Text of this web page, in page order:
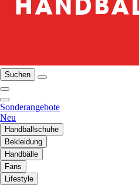
Suchen
Sonderangebote
Neu
Handballschuhe
Bekleidung
Handbälle
Fans
Lifestyle